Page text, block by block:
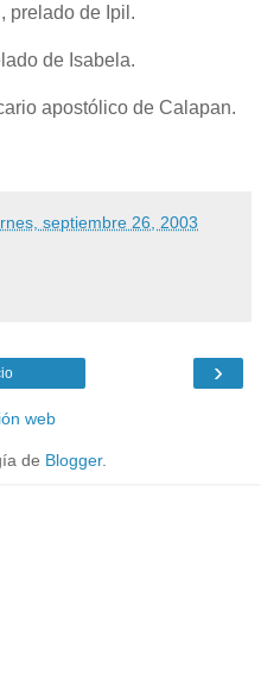
prelado de Ipil.
de Isabela.
apostólico de Calapan.
septiembre 26, 2003
›
web
de Blogger.